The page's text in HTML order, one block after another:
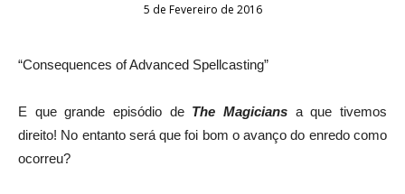
5 de Fevereiro de 2016
“Consequences of Advanced Spellcasting”
E que grande episódio de The Magicians a que tivemos
direito! No entanto será que foi bom o avanço do enredo como
ocorreu?